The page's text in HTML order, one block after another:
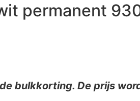
permanent
bulkkorting. De prijs